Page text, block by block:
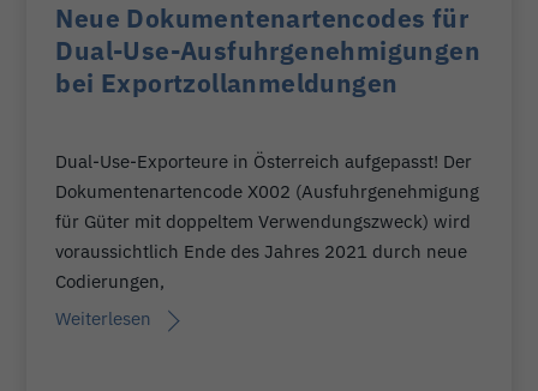
Neue Dokumentenartencodes für
Dual-Use-Ausfuhrgenehmigungen
bei Exportzollanmeldungen
Dual-Use-Exporteure in Österreich aufgepasst! Der
Dokumentenartencode X002 (Ausfuhrgenehmigung
für Güter mit doppeltem Verwendungszweck) wird
voraussichtlich Ende des Jahres 2021 durch neue
Codierungen,
Weiterlesen